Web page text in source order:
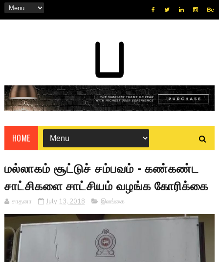
HOME
மல்லாகம் சூட்டுச் சம்பவம் - கண்கண்ட
சாட்சிகளை சாட்சியம் வழங்க கோரிக்கை
சாதனா July 13, 2018 இலங்கை